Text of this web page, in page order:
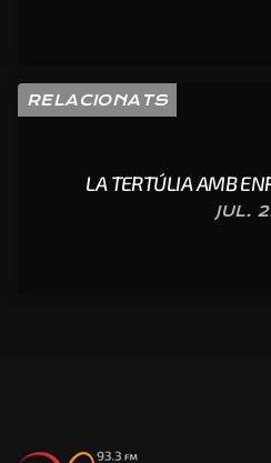
RELACIONATS
LA TERTÚLIA AMB
JUL.